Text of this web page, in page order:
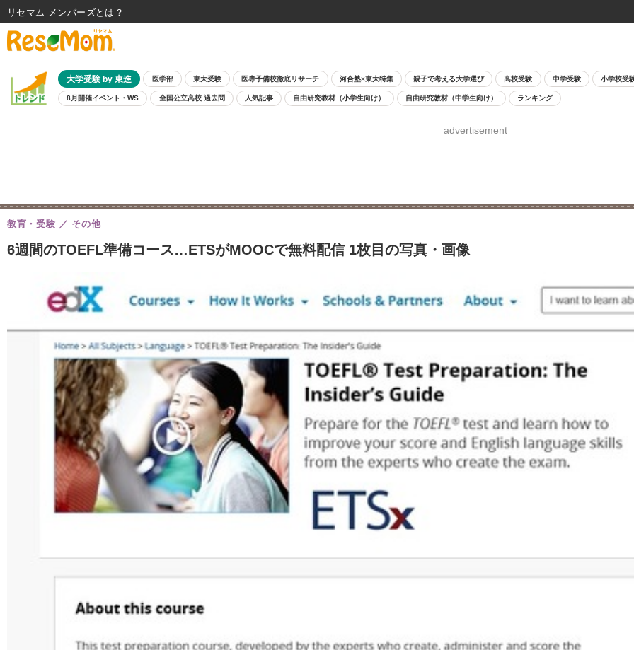
大学受験 by 東進 医学部 東大受験 医専予備校徹底リサーチ 河合塾×東大特集 親子で考える大学選び 高校受験 中学受験 小学校受
8月開催イベント・WS 全国公立高校 過去問 人気記事 自由研究教材（小学生向け） 自由研究教材（中学生向け） ランキング
advertisement
6週間のTOEFL準備コース…ETSがMOOCで無料配信 1枚目の写真・画像
教育・受験 その他
リセマム メンバーズ